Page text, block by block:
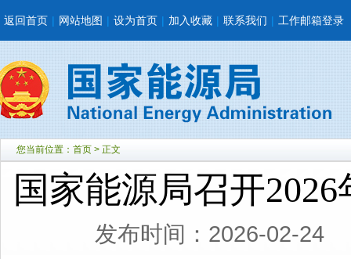
返回首页 | 网站地图 | 设为首页 | 加入收藏 | 联系我们 | 工作邮箱登录
您当前位置： 首页 > 正文
国家能源局召开
发布时间：2026-02-24